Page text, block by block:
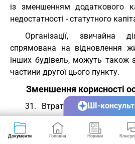
із зменшенням додаткового
недостатності - статутного
Організації, звичайна
спрямована на відновлення
інших будівель, можуть також
частини другої цього пункту.
Зменшення корисності
31. Втрати від зменшення
основних засобів
звітного періоду із
Документи Головна Новини
ШІ-